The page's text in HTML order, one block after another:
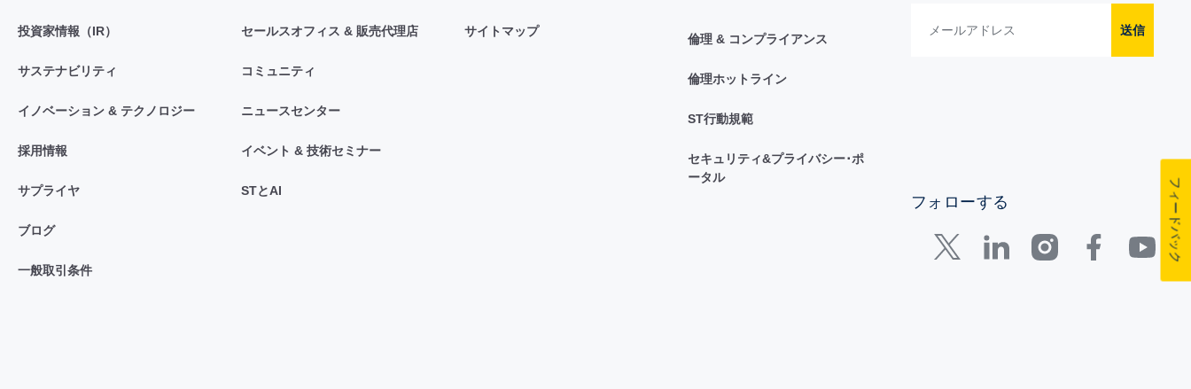
投資家情報（IR）
サステナビリティ
イノベーション & テクノロジー
採用情報
サプライヤ
ブログ
一般取引条件
セールスオフィス & 販売代理店
コミュニティ
ニュースセンター
イベント & 技術セミナー
STとAI
サイトマップ
倫理 & コンプライアンス
倫理ホットライン
ST行動規範
セキュリティ&プライバシー･ポ
ータル
送信
フォローする フィードバック